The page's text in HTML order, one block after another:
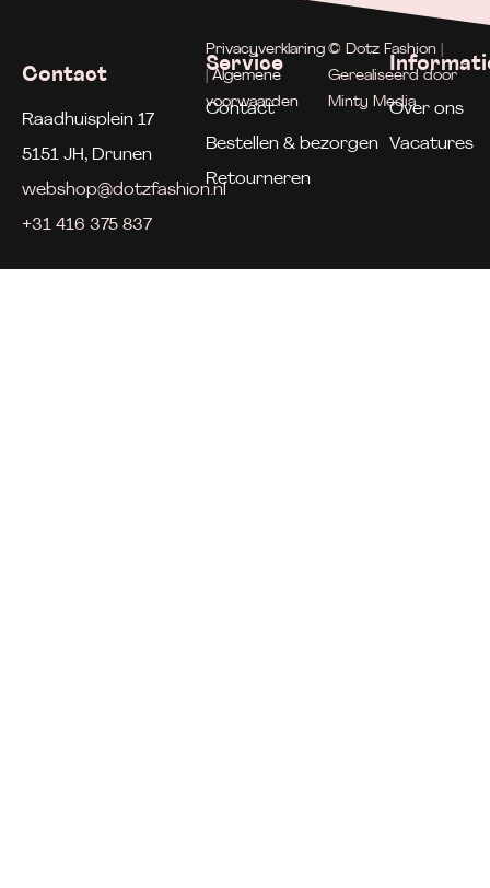
Contact
Raadhuisplein 17
5151 JH, Drunen
webshop@dotzfashion.nl
+31 416 375 837
Service
Contact
Bestellen & bezorgen
Retourneren
Over ons
Vacatures
Privacyverklaring
| Algemene
voorwaarden
© Dotz Fashion |
Gerealiseerd door
Minty Media